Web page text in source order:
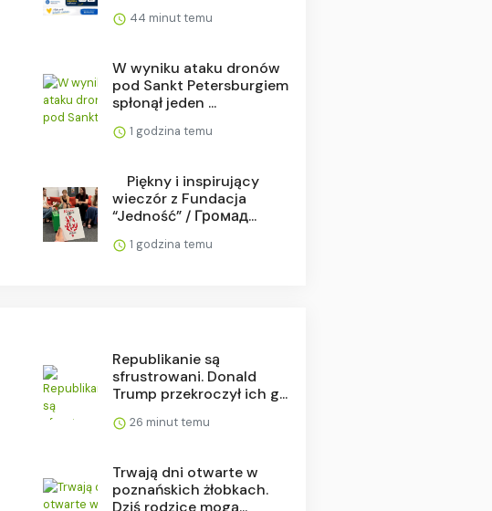
44 minut temu
W wyniku ataku dronów
pod Sankt Petersburgiem
spłonął jeden ...
1 godzina temu
⠀ Piękny i inspirujący
wieczór z Fundacja
“Jedność” / Громад...
1 godzina temu
Republikanie są
sfrustrowani. Donald
Trump przekroczył ich g...
26 minut temu
Trwają dni otwarte w
poznańskich żłobkach.
Dziś rodzice mogą...